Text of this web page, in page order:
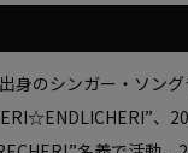
身のシンガー・ソン
、